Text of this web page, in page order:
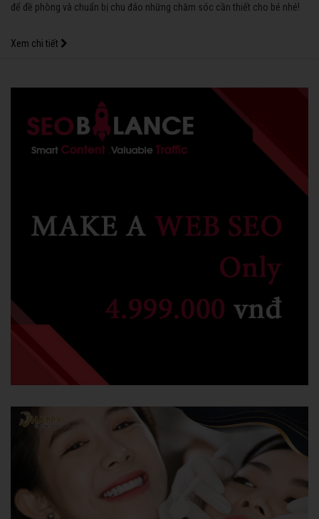
để đề phòng và chuẩn bị chu đáo những chăm sóc cần thiết cho bé nhé!
Xem chi tiết